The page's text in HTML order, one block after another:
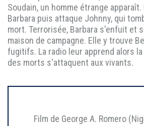
Soudain, un homme étrange
Barbara puis attaque Johnny, qui
mort. Terrorisée, Barbara s'enfuit et
maison de campagne. Elle y trouve
fugitifs. La radio leur apprend alors
des morts s'attaquent aux vivants.
Film de George A. Romero